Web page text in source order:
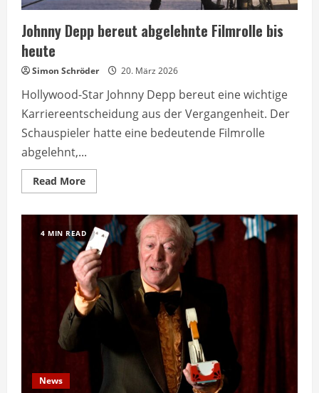
Johnny Depp bereut abgelehnte Filmrolle bis
heute
Simon Schröder 20. März 2026
Hollywood-Star Johnny Depp bereut eine wichtige
Karriereentscheidung aus der Vergangenheit. Der
Schauspieler hatte eine bedeutende Filmrolle
abgelehnt,...
Read MoreRead
more
Depp
bereut
abgelehnte
Filmrolle
bis
heute
4 MIN READ
News